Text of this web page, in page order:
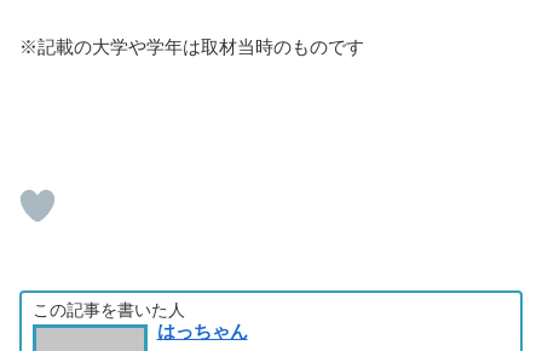
※記載の大学や学年は取材当時のものです
この記事を書いた人
はっちゃん